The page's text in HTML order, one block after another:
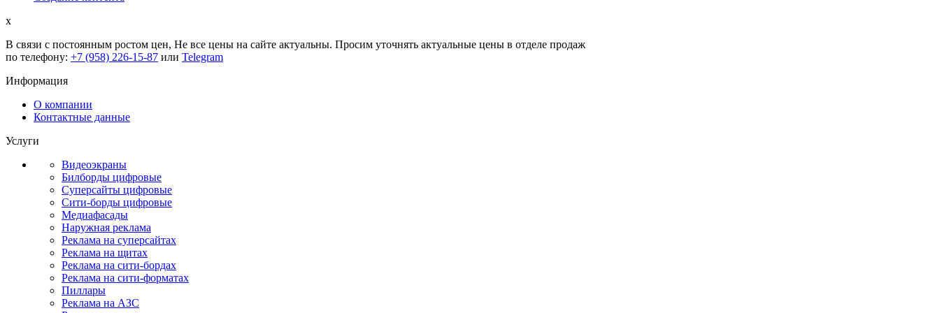
x
В связи с постоянным ростом цен, Не все цены на сайте актуальны. Просим уточнять актуальные цены в отделе продаж
по телефону: +7 (958) 226-15-87 или Telegram
Информация
О компании
Контактные данные
Услуги
Видеоэкраны
Билборды цифровые
Суперсайты цифровые
Сити-борды цифровые
Медиафасады
Наружная реклама
Реклама на суперсайтах
Реклама на щитах
Реклама на сити-бордах
Реклама на сити-форматах
Пиллары
Реклама на АЗС